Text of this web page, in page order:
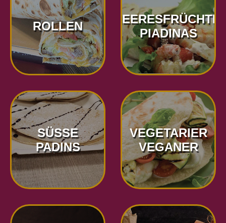
ROLLEN
MEERESFRÜCHTE-
PIADINAS
SÜSSE
PADINS
VEGETARIER
VEGANER